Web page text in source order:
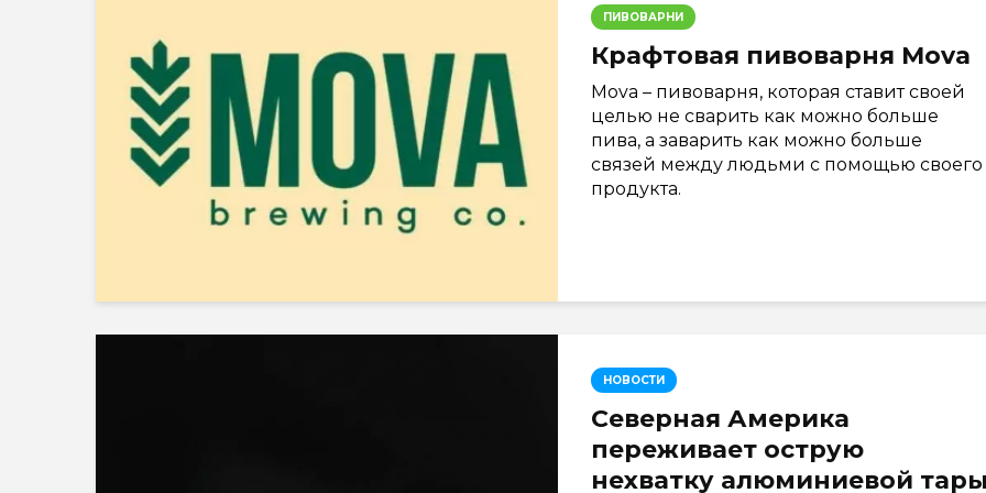
ПИВОВАРНИ
Крафтовая пивоварня Mova
Mova – пивоварня, которая ставит своей
целью не сварить как можно больше
пива, а заварить как можно больше
связей между людьми с помощью своего
продукта.
НОВОСТИ
Северная Америка
переживает острую
нехватку алюминиевой